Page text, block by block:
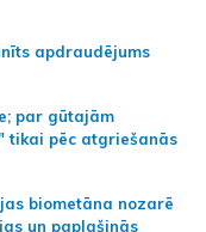
apdraudējums
par gūtajām
tikai pēc atgriešanās
biometāna nozarē
un paplašinās